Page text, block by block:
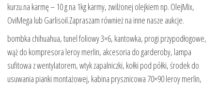
kurzu.na karmę – 10 g na 1kg karmy, zwilżonej olejkiem np. OlejMix,
OviMega lub Garlisoil.Zapraszam również na inne nasze aukcje.
bombka chihuahua, tunel foliowy 3×6, kantowka, progi przypodłogowe,
wąż do kompresora leroy merlin, akcesoria do garderoby, lampa
sufitowa z wentylatorem, wtyk zapalniczki, kołki pod półki, środek do
usuwania pianki montażowej, kabina prysznicowa 70×90 leroy merlin,